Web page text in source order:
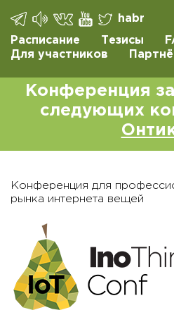
habr
Расписание Тезисы
Для участников
Конференция
следующих
Конференция для
рынка интернета вещей